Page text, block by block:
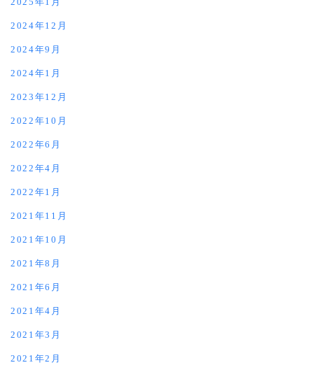
2024年12月
2024年9月
2024年1月
2023年12月
2022年10月
2022年6月
2022年4月
2022年1月
2021年11月
2021年10月
2021年8月
2021年6月
2021年4月
2021年3月
2021年2月